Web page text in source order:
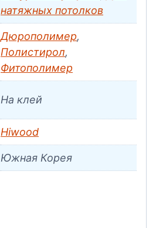
натяжных потолков
Дюрополимер,
Полистирол,
Фитополимер
На клей
Hiwood
Южная Корея